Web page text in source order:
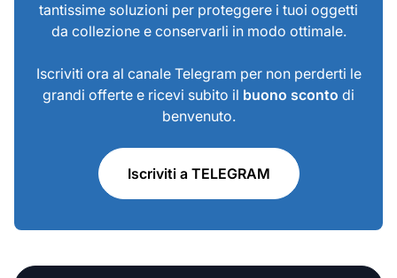
tantissime soluzioni per proteggere i tuoi oggetti
da collezione e conservarli in modo ottimale.
Iscriviti ora al canale Telegram per non perderti le
grandi offerte e ricevi subito il buono sconto di
benvenuto.
Iscriviti a TELEGRAM